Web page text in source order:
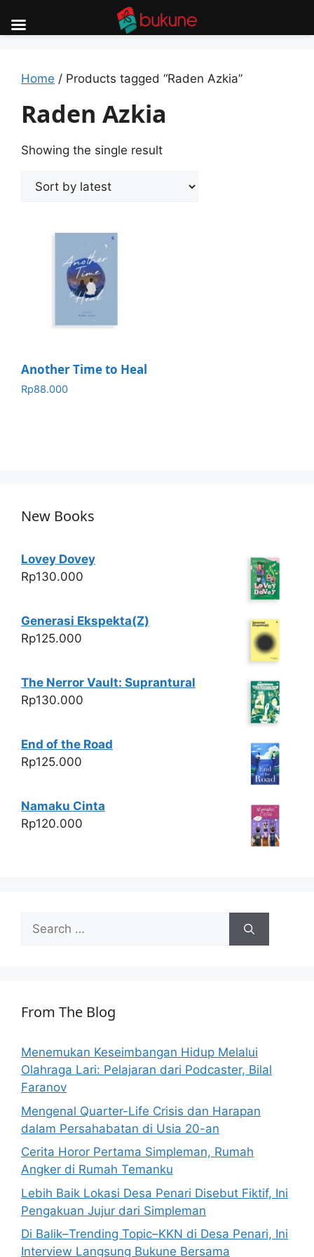
content
Home / Products tagged “Raden Azkia”
Raden Azkia
Showing the single result
Another Time to Heal
Rp88.000
New Books
Lovey Dovey
Rp130.000
Generasi Ekspekta(Z)
Rp125.000
The Nerror Vault: Suprantural
Rp130.000
End of the Road
Rp125.000
Namaku Cinta
Rp120.000
Search
for:
From The Blog
Menemukan Keseimbangan Hidup Melalui
Olahraga Lari: Pelajaran dari Podcaster, Bilal
Faranov
Mengenal Quarter-Life Crisis dan Harapan
dalam Persahabatan di Usia 20-an
Cerita Horor Pertama Simpleman, Rumah
Angker di Rumah Temanku
Lebih Baik Lokasi Desa Penari Disebut Fiktif, Ini
Pengakuan Jujur dari Simpleman
Di Balik–Trending Topic–KKN di Desa Penari, Ini
Interview Langsung Bukune Bersama